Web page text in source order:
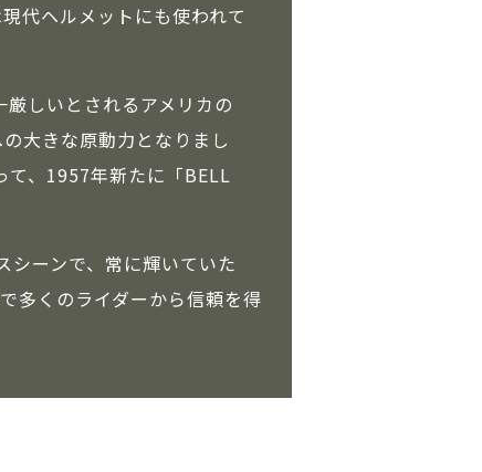
代ヘルメットにも使われて
しいとされるアメリカの
大きな原動力となりまし
て、1957年新たに「BELL
シーンで、常に輝いていた
多くのライダーから信頼を得